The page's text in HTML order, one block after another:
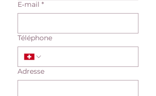
E‑mail *
Téléphone
Adresse